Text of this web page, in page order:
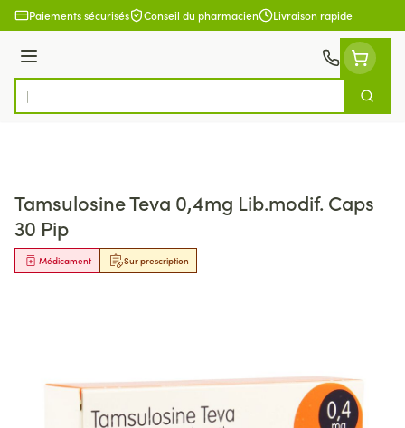
Aller au contenu
Paiements sécurisés Conseil du pharmacien Livraison rapide
Menu
Rechercher
Tamsulosine Teva 0,4mg Lib.modif. Caps
30 Pip
Sur prescription
Médicament